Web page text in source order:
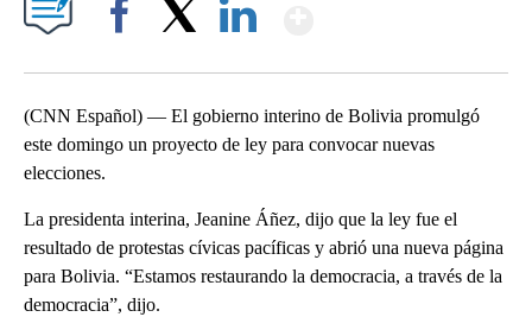
(CNN Español) — El gobierno interino de Bolivia promulgó
este domingo un proyecto de ley para convocar nuevas
elecciones.
La presidenta interina, Jeanine Áñez, dijo que la ley fue el
resultado de protestas cívicas pacíficas y abrió una nueva página
para Bolivia. “Estamos restaurando la democracia, a través de la
democracia”, dijo.